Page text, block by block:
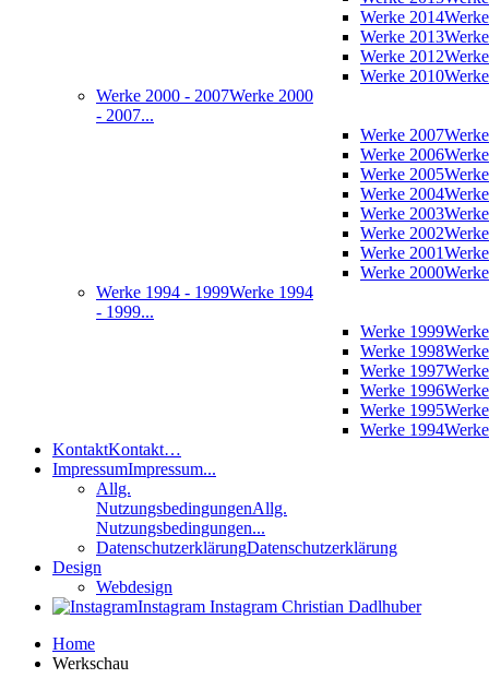
Werke 2014
Werke 2013
Werke 2012
Werke 2010
Werke 2000 - 2007Werke 2000
- 2007...
Werke 2007
Werke 2006
Werke 2005
Werke 2004
Werke 2003
Werke 2002
Werke 2001
Werke 2000
Werke 1994 - 1999Werke 1994
- 1999...
Werke 1999
Werke 1998
Werke 1997
Werke 1996
Werke 1995
Werke 1994
KontaktKontakt…
ImpressumImpressum...
Allg.
NutzungsbedingungenAllg.
Nutzungsbedingungen...
DatenschutzerklärungDatenschutzerklärung
Design
Webdesign
Instagram Instagram Christian Dadlhuber
Home
Werkschau